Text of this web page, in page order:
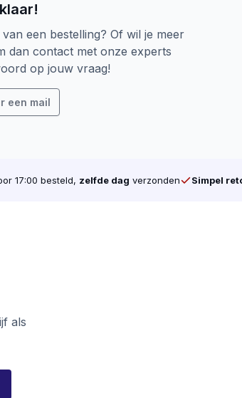
een bestelling? Of wil je meer
dan contact met onze experts
op jouw vraag!
een mail
17:00 besteld, zelfde dag verzonden Simpel
als